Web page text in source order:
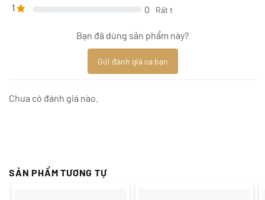
1 0 Rất t
Bạn đã dùng sản phẩm này?
Gửi đánh giá ca bạn
Chưa có đánh giá nào.
SẢN PHẨM TƯƠNG TỰ